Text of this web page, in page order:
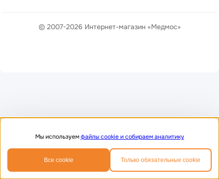
Главная Избранное
0
Корзина Телефон MAX
© 2007-2026 Интернет-магазин «Медмос»
Мы используемфайлы cookie и собираем аналитику
Все cookie Только обязательные cookie